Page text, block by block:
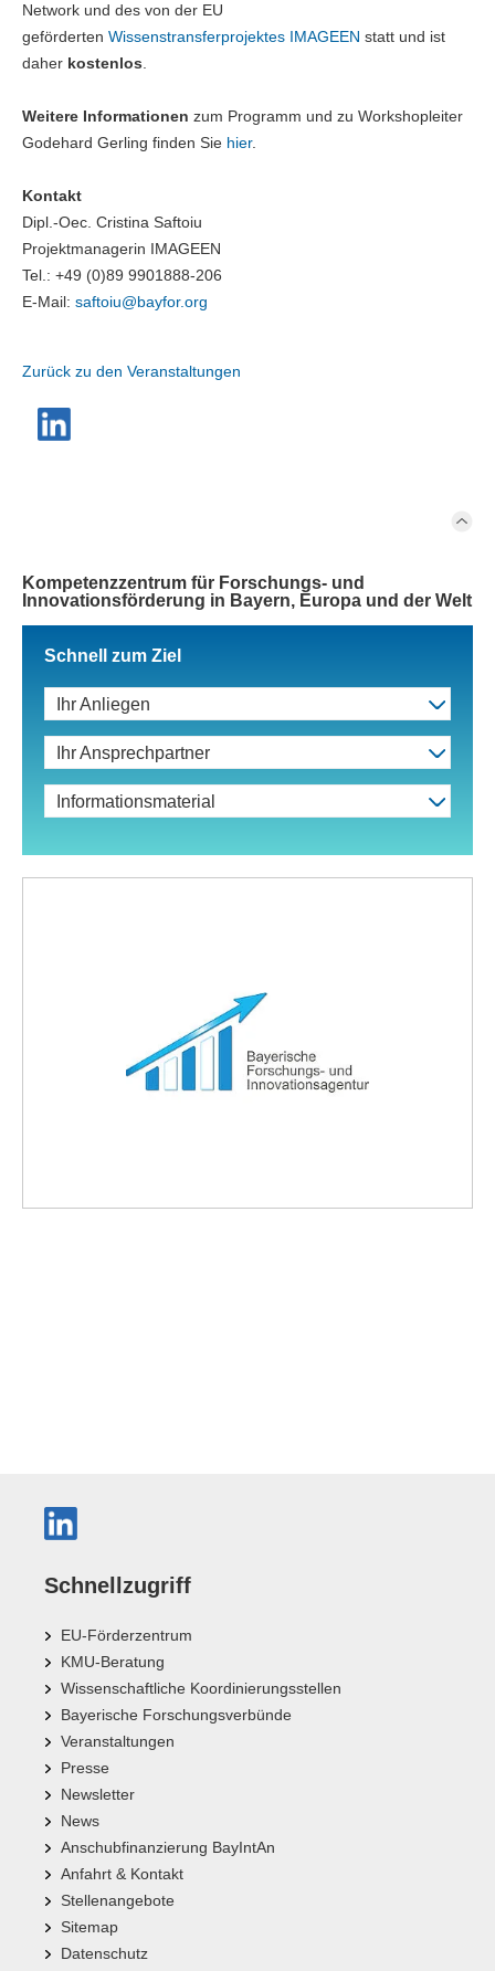
Network und des von der EU
geförderten Wissenstransferprojektes IMAGEEN statt und ist
daher kostenlos
Weitere Informationen zum Programm und zu Workshopleiter
Godehard Gerling finden Sie hier.
Kontakt
Dipl.-Oec. Cristina Saftoiu
Projektmanagerin IMAGEEN
Tel.: +49 (0)89 9901888-206
E-Mail: saftoiu@bayfor.org
Zurück zu den Veranstaltungen
Kompetenzzentrum für Forschungs- und
Innovationsförderung in Bayern, Europa und der Welt
Schnell zum Ziel
Ihr Anliegen
Ihr Ansprechpartner
Informationsmaterial
Schnellzugriff
EU-Förderzentrum
KMU-Beratung
Wissenschaftliche Koordinierungsstellen
Bayerische Forschungsverbünde
Veranstaltungen
Presse
Newsletter
News
Anschubfinanzierung BayIntAn
Anfahrt & Kontakt
Stellenangebote
Sitemap
Datenschutz